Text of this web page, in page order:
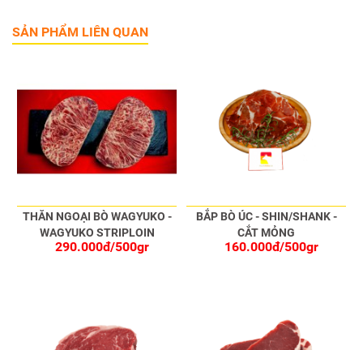
SẢN PHẨM LIÊN QUAN
THĂN NGOẠI BÒ WAGYUKO -
WAGYUKO STRIPLOIN
290.000đ/500gr
BẮP BÒ ÚC - SHIN/SHANK -
CẮT MỎNG
160.000đ/500gr